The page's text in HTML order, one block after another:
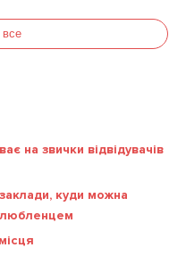
все
на звички відвідувачів
куди можна